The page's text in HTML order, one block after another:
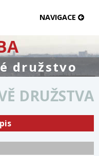
NAVIGACE
družstvo
DRUŽSTVA